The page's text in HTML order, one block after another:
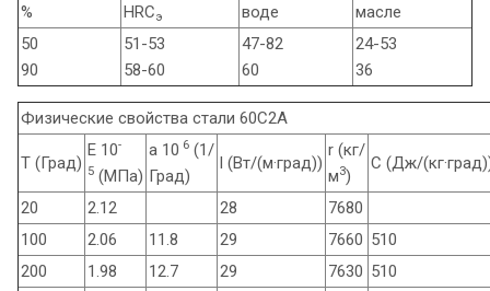
%
HRCэ
воде
масле
50
90
51-53
58-60
47-82
60
24-53
36
Физические свойства стали 60С2А
T (Град)
E 10-
5 (МПа)
a 10 6 (1/
Град)
l (Вт/(м·град))
r (кг/
м3)
C (Дж/
20 2.12 28
7680
100
2.06 11.8 29 7660 510
200
1.98 12.7 29 7630 510